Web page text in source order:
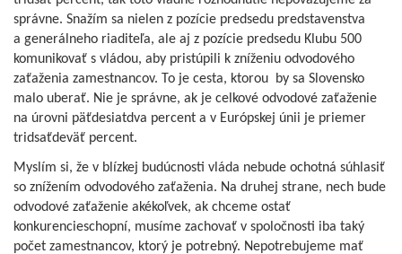
správne. Snažím sa nielen z pozície predsedu predstavenstva
a generálneho riaditeľa, ale aj z pozície predsedu Klubu 500
komunikovať s vládou, aby pristúpili k zníženiu odvodového
zaťaženia zamestnancov. To je cesta, ktorou by sa Slovensko
malo uberať. Nie je správne, ak je celkové odvodové zaťaženie
na úrovni päťdesiatdva percent a v Európskej únii je priemer
tridsaťdeväť percent.
Myslím si, že v blízkej budúcnosti vláda nebude ochotná súhlasiť
so znížením odvodového zaťaženia. Na druhej strane, nech bude
odvodové zaťaženie akékoľvek, ak chceme ostať
konkurencieschopní, musíme zachovať v spoločnosti iba taký
počet zamestnancov, ktorý je potrebný. Nepotrebujeme mať